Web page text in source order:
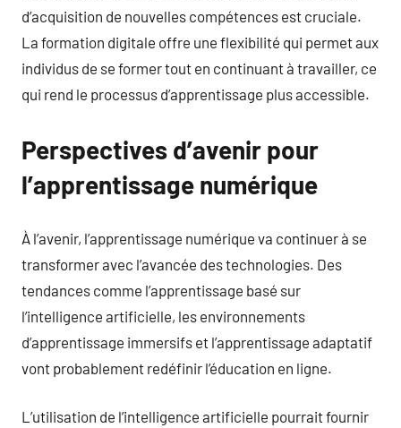
d’acquisition de nouvelles compétences est cruciale.
La formation digitale offre une flexibilité qui permet aux
individus de se former tout en continuant à travailler, ce
qui rend le processus d’apprentissage plus accessible.
Perspectives d’avenir pour
l’apprentissage numérique
À l’avenir, l’apprentissage numérique va continuer à se
transformer avec l’avancée des technologies. Des
tendances comme l’apprentissage basé sur
l’intelligence artificielle, les environnements
d’apprentissage immersifs et l’apprentissage adaptatif
vont probablement redéfinir l’éducation en ligne.
L’utilisation de l’intelligence artificielle pourrait fournir